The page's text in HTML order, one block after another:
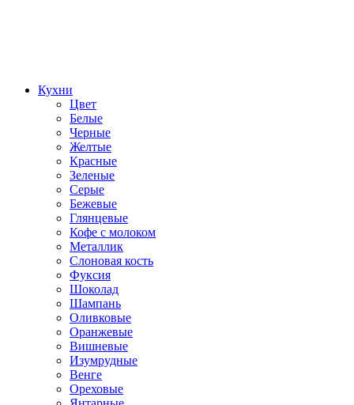
Кухни
Цвет
Белые
Черные
Желтые
Красные
Зеленые
Серые
Бежевые
Глянцевые
Кофе с молоком
Металлик
Слоновая кость
Фуксия
Шоколад
Шампань
Оливковые
Оранжевые
Вишневые
Изумрудные
Венге
Ореховые